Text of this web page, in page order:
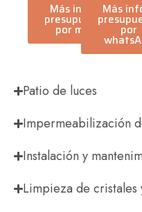
Más info y
presupuesto
por mail
Más
por
Patio de luces
Impermeabilización
Instalación y
Limpieza de cristales